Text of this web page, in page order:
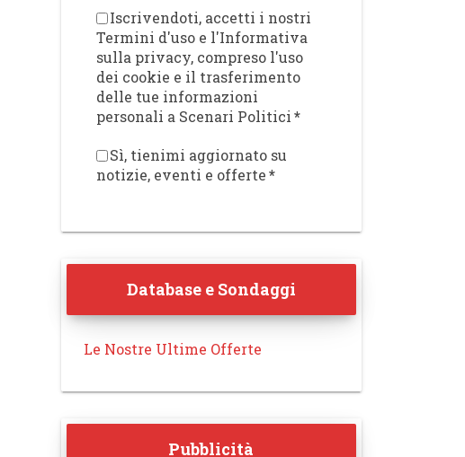
Iscrivendoti, accetti i nostri
Termini d'uso e l'Informativa
sulla privacy, compreso l'uso
dei cookie e il trasferimento
delle tue informazioni
personali a Scenari Politici*
Sì, tienimi aggiornato su
notizie, eventi e offerte*
Database e Sondaggi
Le Nostre Ultime Offerte
Pubblicità